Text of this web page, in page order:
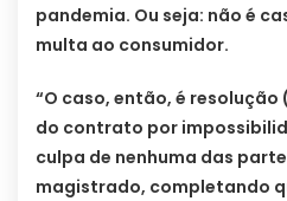
pandemia. Ou seja: não é
multa ao consumidor.
“O caso, então, é
do contrato por
culpa de nenhuma das
magistrado, completando